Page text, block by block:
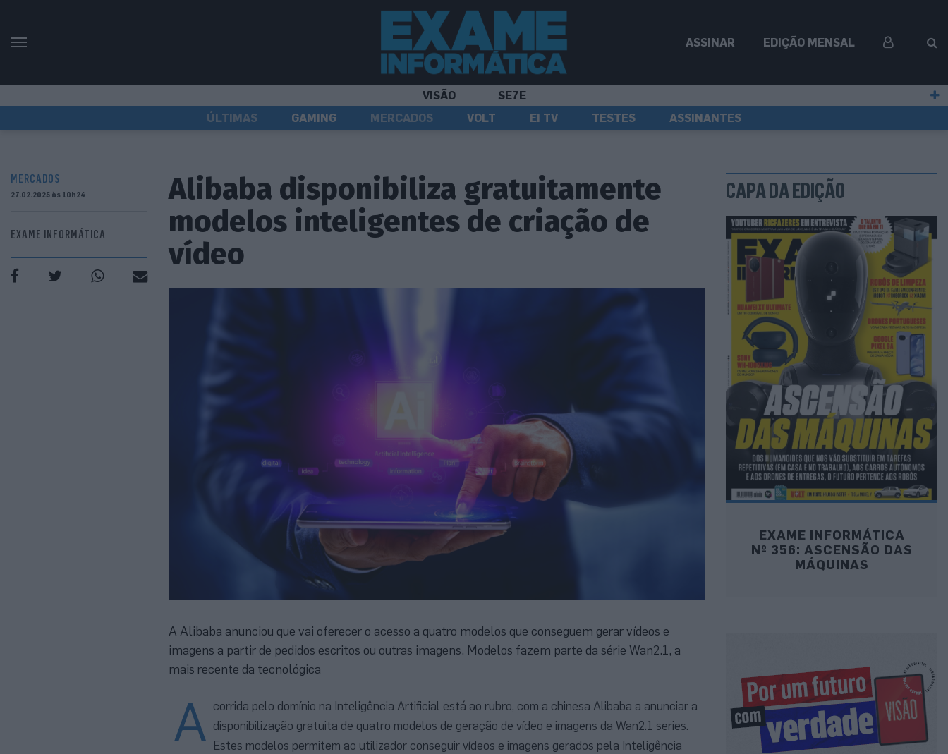
ASSINAR EDIÇÃO MENSAL
VISÃO
SE7E
ÚLTIMAS
GAMING MERCADOS VOLT EI TV TESTES ASSINANTES
MERCADOS
27.02.2025 às 10h24
EXAME INFORMÁTICA
Alibaba disponibiliza gratuitamente
modelos inteligentes de criação de
vídeo
A Alibaba anunciou que vai oferecer o acesso a quatro modelos que conseguem gerar vídeos e
imagens a partir de pedidos escritos ou outras imagens. Modelos fazem parte da série Wan2.1, a
mais recente da tecnológica
A corrida pelo domínio na Inteligência Artificial está ao rubro, com a chinesa Alibaba a anunciar a
disponibilização gratuita de quatro modelos de geração de vídeo e imagens da Wan2.1 series.
Estes modelos permitem ao utilizador conseguir vídeos e imagens gerados pela Inteligência
CAPA DA EDIÇÃO
EXAME INFORMÁTICA
Nº 356: ASCENSÃO DAS
MÁQUINAS